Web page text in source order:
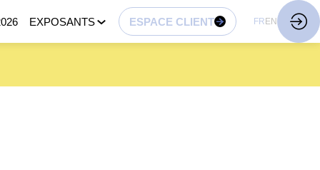
EXPOSANTS ESPACE CLIENT FR EN